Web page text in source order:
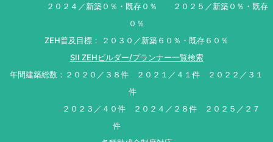
２０２４／新築０％・既存０％ ２０２５／新築０％・既存
０％
ZEH普及目標： ２０３０／新築６０％・既存６０％
SII ZEHビルダー/プランナー一覧検索
年間建築総数：２０２０／３８件 ２０２１／４１件 ２０２２／３１
件
２０２３／４０件 ２０２４／２８件 ２０２５／２７
件